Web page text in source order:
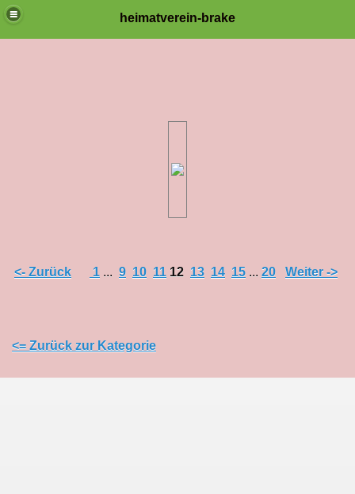
heimatverein-brake
<- Zurück 1 ... 9 10 11 12 13 14 15 ... 20 Weiter ->
<= Zurück zur Kategorie